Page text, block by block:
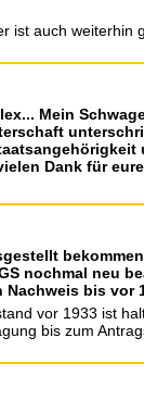
ist auch
Mein
Dank für
nochmal neu
bis vor
vor 1933 ist
bis zum